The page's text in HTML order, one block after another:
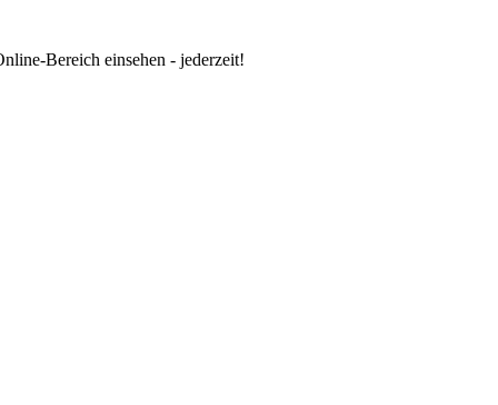
Bereich einsehen - jederzeit!